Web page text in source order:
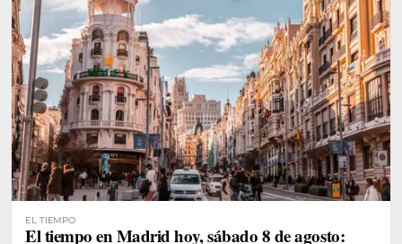
EL TIEMPO
El tiempo en Madrid hoy, sábado 8 de agosto: